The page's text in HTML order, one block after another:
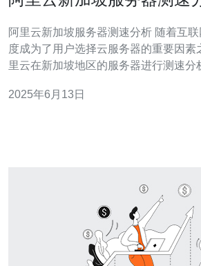
阿里云新加坡服务器测速分析 随着互联网的发展，网络速
度成为了用户选择云服务器的重要因素
里云在新加坡地区的服务器进行测速分
带进行测速，以模拟用户真实的网络环
2025年6月13日